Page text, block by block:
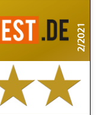
2/2021